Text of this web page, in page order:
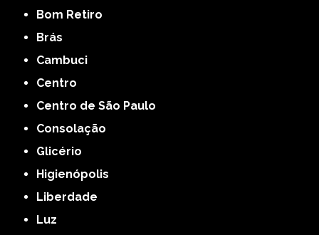
Bom Retiro
Brás
Cambuci
Centro
Centro de São Paulo
Consolação
Glicério
Higienópolis
Liberdade
Luz